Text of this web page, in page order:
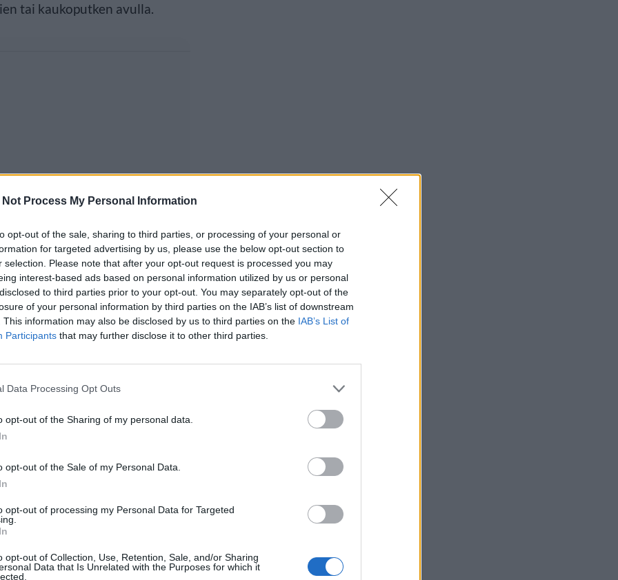
Not Process My Personal Information
opt-out of the sale, sharing to third parties, or processing of your personal or
for targeted advertising by us, please use the below opt-out section to
selection. Please note that after your opt-out request is processed you may
interest-based ads based on personal information utilized by us or personal
to third parties prior to your opt-out. You may separately opt-out of the
of your personal information by third parties on the IAB’s list of downstream
This information may also be disclosed by us to third parties on the IAB’s List of
Participants that may further disclose it to other third parties.
Data Processing Opt Outs
opt-out of the Sharing of my personal data.
opt-out of the Sale of my Personal Data.
opt-out of processing my Personal Data for Targeted
opt-out of Collection, Use, Retention, Sale, and/or Sharing
Data that Is Unrelated with the Purposes for which it
tai kaukoputken avulla.
20. huhtikuuta
pimeällä taivaalla paljain
tietojen pohjalta
3,5, noin neljä kertaa